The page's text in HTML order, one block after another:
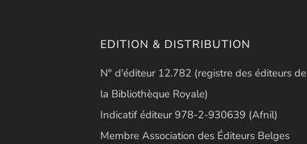
EDITION & DISTRIBUTION
N° d'éditeur 12.782 (registre des éditeurs de
la Bibliothèque Royale)
Indicatif éditeur 978-2-930639 (Afnil)
Membre Association des Éditeurs Belges